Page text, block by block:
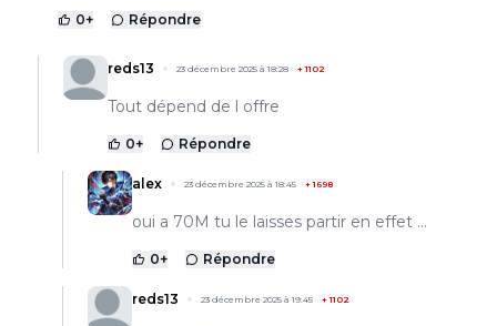
0+ Répondre
reds13 23 décembre 2025 à 18:28 +1102
Tout dépend de l offre
0+ Répondre
alex 23 décembre 2025 à 18:45 +1698
oui a 70M tu le laisses partir en effet ...
0+ Répondre
reds13 23 décembre 2025 à 19:45 +1102